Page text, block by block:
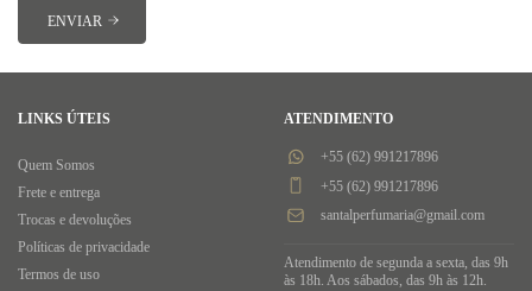
LINKS ÚTEIS
Quem Somos
Frete e entrega
Trocas e devoluções
Políticas de privacidade
Termos de uso
ATENDIMENTO
+55 (62) 991217896
+55 (62) 991217896
santalperfumaria@gmail.com
Atendimento de segunda a sexta, das 9h
às 18h. Aos sábados, das 9h às 12h.